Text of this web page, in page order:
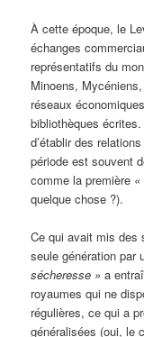
À cette époque, le
échanges
représentatifs du
Minoens,
réseaux
bibliothèques
d’établir des
période est souvent
comme la première
quelque chose ?).
Ce qui avait mis des
seule génération par
sécheresse » a
royaumes qui ne
régulières, ce qui a
généralisées (oui, le